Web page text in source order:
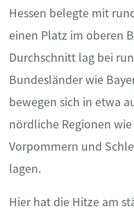
Hessen belegte mit
einen Platz im oberen
Durchschnitt lag bei
Bundesländer wie
bewegen sich in etwa
nördliche Regionen
Vorpommern und
lagen.
Hier hat die Hitze am